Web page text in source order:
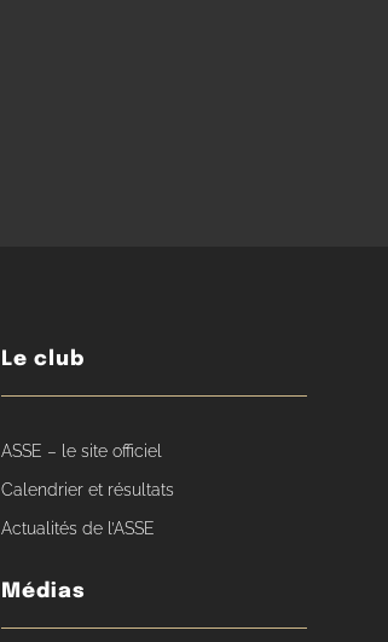
Le club
ASSE – le site officiel
Calendrier et résultats
Actualités de l’ASSE
Médias